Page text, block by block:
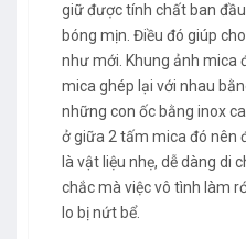
giữ được tính chất ban
bóng mịn. Điều đó giúp
như mới. Khung ảnh mica
mica ghép lại với nhau
những con ốc bằng inox
ở giữa 2 tấm mica đó nên
là vật liệu nhẹ, dễ dàng di
chắc mà việc vô tình làm
lo bị nứt bể.